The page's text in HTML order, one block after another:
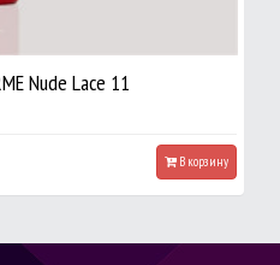
Nude Lace 11
В корзину